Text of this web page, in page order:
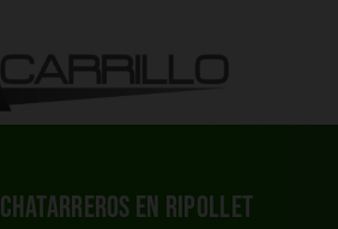
Chatarreros en Ripollet